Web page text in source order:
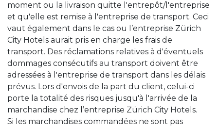
moment ou la livraison quitte l'entrepôt/l'entreprise
et qu'elle est remise à l'entreprise de transport. Ceci
vaut également dans le cas ou l’entreprise Zürich
City Hotels aurait pris en charge les frais de
transport. Des réclamations relatives à d'éventuels
dommages consécutifs au transport doivent être
adressées à l'entreprise de transport dans les délais
prévus. Lors d'envois de la part du client, celui-ci
porte la totalité des risques jusqu'à l'arrivée de la
marchandise chez l’entreprise Zürich City Hotels.
Si les marchandises commandées ne sont pas